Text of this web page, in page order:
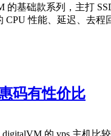
的基础款系列，主打
CPU 性能、延迟、去
码有性价比
的 vps 主机